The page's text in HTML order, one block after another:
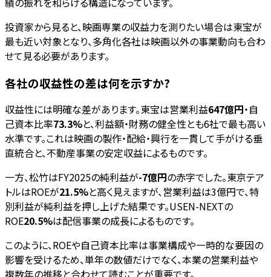
投資家から見ると、映画専業の収益力を測りたい場合は東宝が
最も近い対象となり、多角化各社は映画以外の事業動向も合わ
せて見る必要があります。
各社の収益性の差は何を示すか?
収益性には明確な差があります。東宝は営業利益647億円・自
己資本比率73.3%と、利益額・財務の健全性とも6社で最も高い
水準です。これは映画の製作・配給・興行を一貫して手がける垂
直統合と、不動産事業の安定収益によるものです。
一方、松竹はFY2025の純利益が-7億円の赤字でした。東京テア
トルはROEが21.5%と高く見えますが、営業利益は3億円で、特
別利益が純利益を押し上げた結果です。USEN-NEXTの
ROE20.5%は配信事業の成長によるものです。
このように、ROEや自己資本比率は事業構成や一時的な要因の
影響を受けるため、単年の数値だけでなく、本業の営業利益や